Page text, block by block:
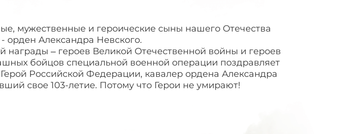
мужественные и героические сыны нашего Отечества
орден Александра Невского.
награды – героев Великой Отечественной войны и героев
бойцов специальной военной операции поздравляет
Российской Федерации, кавалер ордена Александра
свое 103-летие. Потому что Герои не умирают!